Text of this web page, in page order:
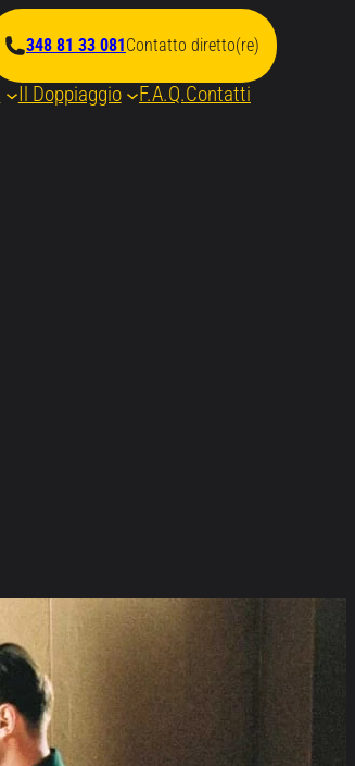
348 81 33 081Contatto diretto(re)
Il Doppiaggio F.A.Q.Contatti